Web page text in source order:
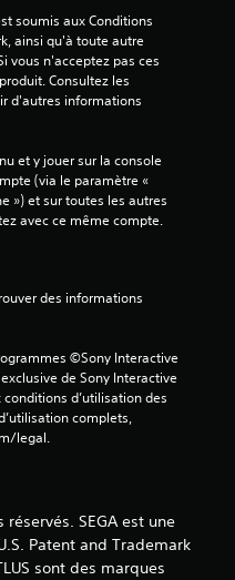
4
i
s
soumis aux Conditions
ainsi qu'à toute autre
vous n'acceptez pas ces
Consultez les
d'autres informations
et y jouer sur la console
(via le paramètre «
») et sur toutes les autres
avec ce même compte.
©Sony Interactive
de Sony Interactive
d’utilisation des
complets,
legal.
réservés. SEGA est une
Patent and Trademark
sont des marques